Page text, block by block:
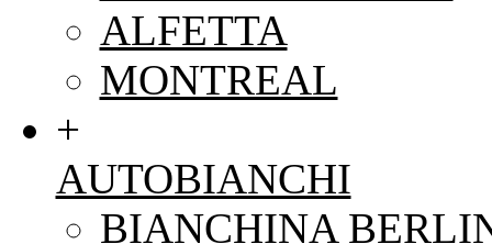
ALFETTA
MONTREAL
+
AUTOBIANCHI
BIANCHINA